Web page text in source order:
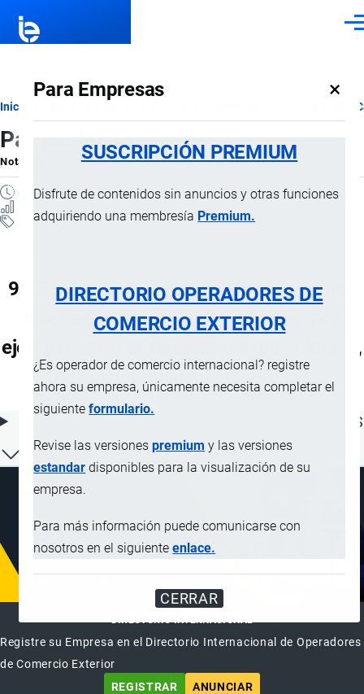
Para Empresas ×
SUSCRIPCIÓN PREMIUM
Disfrute de contenidos sin anuncios y otras funciones
adquiriendo una membresía Premium.
DIRECTORIO OPERADORES DE
COMERCIO EXTERIOR
¿Es operador de comercio internacional? registre
ahora su empresa, únicamente necesita completar el
siguienteformulario.
Revise las versionespremium y las versiones
estandar disponibles para la visualización de su
empresa.
Para más información puede comunicarse con
nosotros en el siguienteenlace.
CERRAR
Ruta
de
navegación
Inicio
Partida 90.23
Nota ExplicativaporImportaciones …, 22 Julio, 2024
3 MINUTOS
Notas Explicativas
90.23 Instrumentos, aparatos y modelos
diseñados para demostraciones (por
ejemplo: en la enseñanza o exposiciones),
no susceptibles de otros usos
ÍNDICE DE CONTENIDOS
DIRECTORIO INTERNACIONAL
Registre su Empresa en el Directorio Internacional de Operadores
de Comercio Exterior
REGISTRAR
ANUNCIAR